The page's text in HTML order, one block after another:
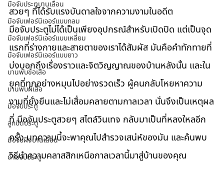
มือจับประตูบานเลื่อน
มือจับเฟอร์นิเจอร์แบบกลม
มือจับเฟอร์นิเจอร์แบบเหลี่ยม
มือจับเฟอร์นิเจอร์แบบยาว
บานพับข้อเสือ
บานพับผีเสื้อ
มือจับประตู
ลูกบิดประตู
มือจับฝังบานเลื่อน
ด้ามจับประตู
สวยๆ ที่ได้รับแรงบันดาลใจจากความงามในอดีต
มือจับประตูไม่ได้เป็นเพียงอุปกรณ์สำหรับเปิดปิด แต่เป็นจุด
แรกที่ร่างกายและสายตาของเราได้สัมผัส มันคือคำทักทายที่
บ่งบอกถึงเรื่องราวและจิตวิญญาณของบ้านหลังนั้น และใน
ยุคที่ทุกอย่างหมุนไปอย่างรวดเร็ว ผู้คนกลับโหยหาความ
งามที่ยั่งยืนและไม่เสื่อมคลายตามกาลเวลา นั่นจึงเป็นเหตุผล
ที่ มือจับประตูสวยๆ สไตล์วินเทจ กลับมาเป็นที่หลงใหลอีก
ครั้ง บทความนี้จะพาคุณไปสำรวจเสน่ห์ของมัน และค้นพบ
วิธีนำความคลาสสิกเหนือกาลเวลานี้มาสู่บ้านของคุณ